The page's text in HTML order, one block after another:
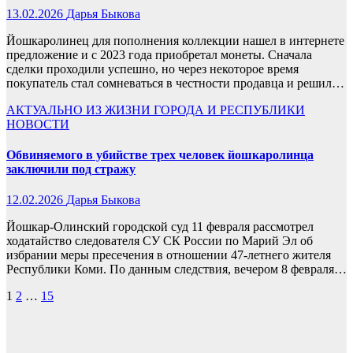
13.02.2026 Дарья Быкова
Йошкаролинец для пополнения коллекции нашел в интернете
предложение и с 2023 года приобретал монеты. Сначала
сделки проходили успешно, но через некоторое время
покупатель стал сомневаться в честности продавца и решил…
АКТУАЛЬНО ИЗ ЖИЗНИ ГОРОДА И РЕСПУБЛИКИ
НОВОСТИ
Обвиняемого в убийстве трех человек йошкаролинца
заключили под стражу
12.02.2026 Дарья Быкова
Йошкар-Олинский городской суд 11 февраля рассмотрел
ходатайство следователя СУ СК России по Марий Эл об
избрании меры пресечения в отношении 47-летнего жителя
Республики Коми. По данным следствия, вечером 8 февраля…
Пагинация
1 2 … 15